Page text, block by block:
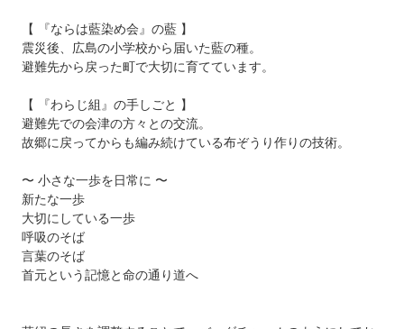
【 『ならは藍染め会』の藍 】
震災後、広島の小学校から届いた藍の種。
避難先から戻った町で大切に育てています。
【 『わらじ組』の手しごと 】
避難先での会津の方々との交流。
故郷に戻ってからも編み続けている布ぞうり作りの技術。
〜 小さな一歩を日常に 〜
新たな一歩
大切にしている一歩
呼吸のそば
言葉のそば
首元という記憶と命の通り道へ